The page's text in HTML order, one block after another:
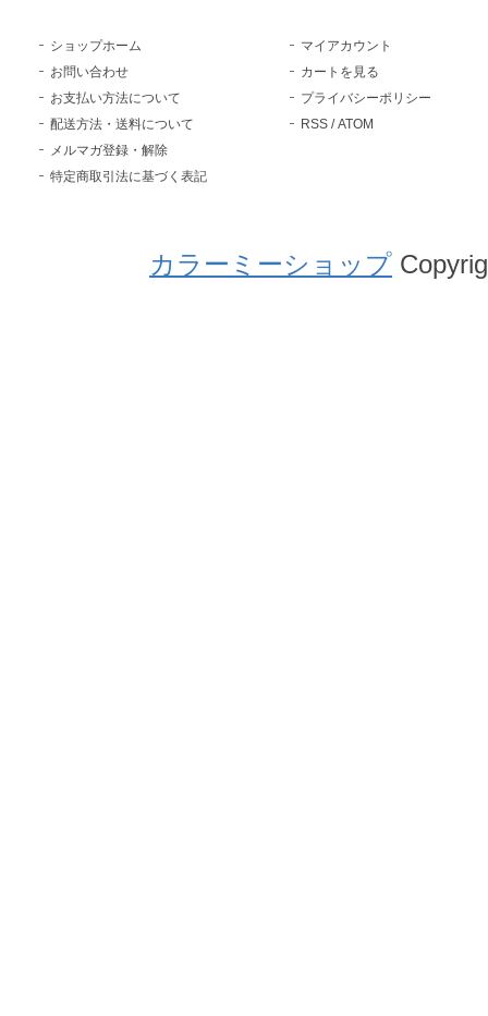
ショップホーム
お問い合わせ
お支払い方法について
配送方法・送料について
メルマガ登録・解除
特定商取引法に基づく表記
マイアカウント
カートを見る
プライバシーポリシー
RSS /ATOM
カラーミーショップ